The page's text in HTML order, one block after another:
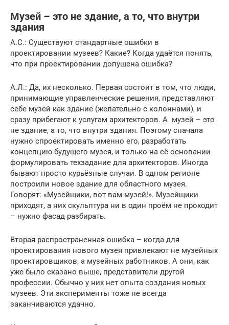
Музей – это не здание, а то, что внутри
здания
А.С.: Существуют стандартные ошибки в
проектировании музеев? Какие? Когда удаётся понять,
что при проектировании допущена ошибка?
А.Л.: Да, их несколько. Первая состоит в том, что люди,
принимающие управленческие решения, представляют
себе музей как здание (желательно с колоннами), и
сразу прибегают к услугам архитекторов. А музей – это
не здание, а то, что внутри здания. Поэтому сначала
нужно спроектировать именно его, разработать
концепцию будущего музея, и только на её основании
формулировать техзадание для архитекторов. Иногда
бывают просто курьёзные случаи. В одном регионе
построили новое здание для областного музея.
Говорят: «Музейщики, вот вам музей!». Музейщики
приходят, а них скульптура ни в один проём не проходит
– нужно фасад разбирать.
Вторая распространенная ошибка – когда для
проектирования нового музея привлекают не музейных
проектировщиков, а музейных работников. А они, как
уже было сказано выше, представители другой
профессии. Обычно у них нет опыта создания новых
музеев. Эти эксперименты тоже не всегда
заканчиваются удачно.